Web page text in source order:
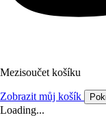
Mezisoučet košíku
Zobrazit můj košík
Loading...